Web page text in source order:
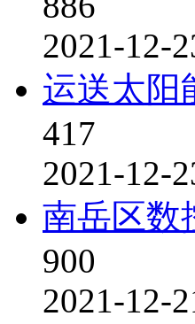
2021-12-
运送太阳
417
2021-12-
南岳区数
900
2021-12-